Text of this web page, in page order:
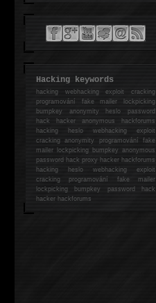
Hacking keywords
hackingwebhacking exploit cracking
programování fake mailer lockpicking
bumpkey anonymity heslo password
hackhacker anonymous hackforums
hackingheslo webhacking exploit
cracking anonymity programování fake
mailer lockpicking bumpkey anonymous
password hack proxy hacker hackforums
hacking heslo webhacking exploit
cracking programování fake mailer
lockpicking bumpkey password hack
hackerhackforums